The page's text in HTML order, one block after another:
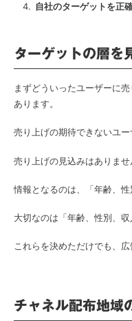
自社のターゲットを正
ターゲットの層を
まずどういったユーザーに
あります。
売り上げの期待できないユー
売り上げの見込みはありませ
情報となるのは、「年齢、性
大切なのは「年齢、性別、収
これらを決めただけでも、
チャネル配布地域